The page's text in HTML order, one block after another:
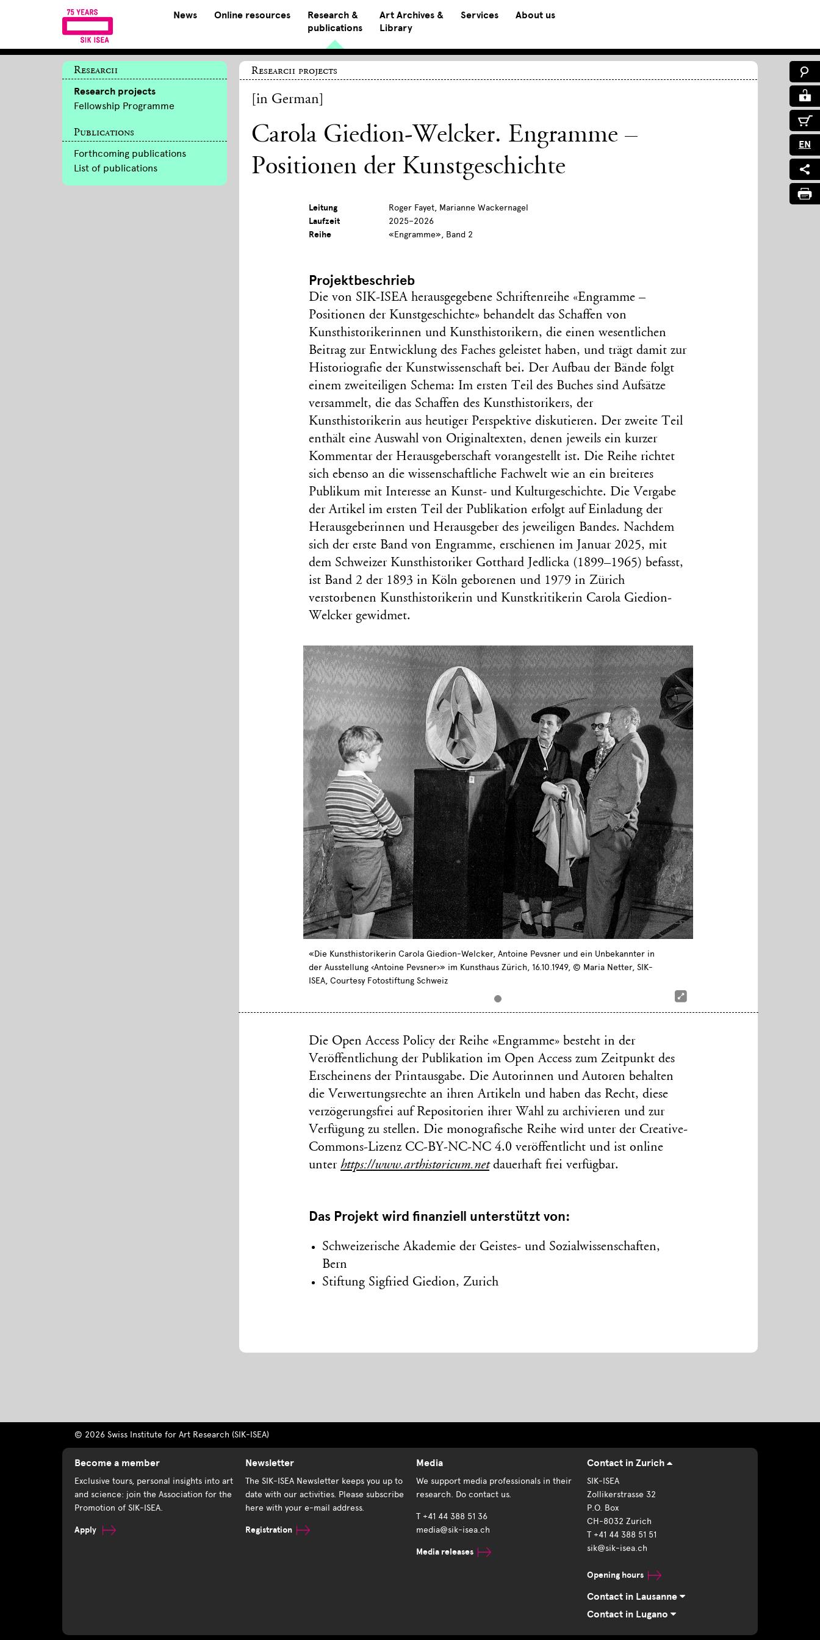
News Online resources
Research &
publications
Art Archives &
Library
Services About us
EN
Research
Research projects
Fellowship Programme
Publications
Forthcoming publications
List of publications
Research projects
[in German]
Carola Giedion-Welcker. Engramme –
Positionen der Kunstgeschichte
Leitung
Roger Fayet, Marianne Wackernagel
Laufzeit
2025–2026
Reihe
«Engramme», Band 2
Projektbeschrieb
Die von SIK-ISEA herausgegebene Schriftenreihe «Engramme –
Positionen der Kunstgeschichte» behandelt das Schaffen von
Kunsthistorikerinnen und Kunsthistorikern, die einen wesentlichen
Beitrag zur Entwicklung des Faches geleistet haben, und trägt damit zur
Historiografie der Kunstwissenschaft bei. Der Aufbau der Bände folgt
einem zwei­teiligen Schema: Im ersten Teil des Buches sind Aufsätze
versammelt, die das Schaffen des Kunsthistorikers, der
Kunsthistorikerin aus heutiger Perspektive diskutieren. Der zweite Teil
enthält eine Auswahl von Originaltexten, denen jeweils ein kurzer
Kommentar der Herausgeberschaft vorangestellt ist. Die Reihe richtet
sich ebenso an die wissenschaftliche Fachwelt wie an ein breiteres
Publikum mit Interesse an Kunst- und Kulturgeschichte. Die Vergabe
der Artikel im ersten Teil der Publikation erfolgt auf Einladung der
Herausgeberinnen und Herausgeber des jeweiligen Bandes. Nachdem
sich der erste Band von Engramme, erschienen im Januar 2025, mit
dem Schweizer Kunsthistoriker Gotthard Jedlicka (1899–1965) befasst,
ist Band 2 der 1893 in Köln geborenen und 1979 in Zürich
verstorbenen Kunsthistorikerin und Kunstkritikerin Carola Giedion-
Welcker gewidmet.
«Die Kunsthistorikerin Carola Giedion-Welcker, Antoine Pevsner und ein Unbekannter in
der Ausstellung ‹Antoine Pevsner›» im Kunsthaus Zürich, 16.10.1949, © Maria Netter, SIK-
ISEA, Courtesy Fotostiftung Schweiz
Die Open Access Policy der Reihe «Engramme» besteht in der
Veröffentlichung der Publikation im Open Access zum Zeitpunkt des
Erscheinens der Printausgabe. Die Autorinnen und Autoren behalten
die Verwertungsrechte an ihren Artikeln und haben das Recht, diese
verzögerungsfrei auf Repositorien ihrer Wahl zu archivieren und zur
Verfügung zu stellen. Die monografische Reihe wird unter der Creative-
Commons-Lizenz CC-BY-NC-NC 4.0 veröffentlicht und ist online
unter https://www.arthistoricum.netdauerhaft frei verfügbar.
Das Projekt wird finanziell unterstützt von:
Schweizerische Akademie der Geistes- und Sozialwissenschaften,
Bern
Stiftung Sigfried Giedion, Zurich
© 2026 Swiss Institute for Art Research (SIK-ISEA)
Become a member
Exclusive tours, personal insights into art
and science: join the Association for the
Promotion of SIK-ISEA.
Apply
Newsletter
The SIK-ISEA Newsletter keeps you up to
date with our activities. Please subscribe
here with your e-mail address.
Registration
Media
We support media professionals in their
research. Do contact us.
T +41 44 388 51 36
media@sik-isea.ch
Media releases
Contact in Zurich
SIK-ISEA
Zollikerstrasse 32
P.O. Box
CH-8032 Zurich
T +41 44 388 51 51
sik@sik-isea.ch
Opening hours
Contact in Lausanne
Contact in Lugano